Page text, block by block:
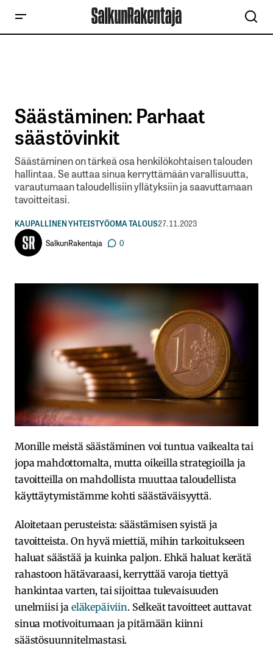
Säästäminen: Parhaat
säästövinkit
Säästäminen on tärkeä osa henkilökohtaisen talouden
hallintaa. Se auttaa sinua kerryttämään varallisuutta,
varautumaan taloudellisiin yllätyksiin ja saavuttamaan
tavoitteitasi.
KAUPALLINEN YHTEISTYÖOMA TALOUS27.11.2023
SalkunRakentaja
0
Monille meistä säästäminen voi tuntua vaikealta tai
jopa mahdottomalta, mutta oikeilla strategioilla ja
tavoitteilla on mahdollista muuttaa taloudellista
käyttäytymistämme kohti säästäväisyyttä.
Aloitetaan perusteista: säästämisen syistä ja
tavoitteista. On hyvä miettiä, mihin tarkoitukseen
haluat säästää ja kuinka paljon. Ehkä haluat kerätä
rahastoon hätävaraasi, kerryttää varoja tiettyä
hankintaa varten, tai sijoittaa tulevaisuuden
unelmiisi ja eläkepäiviin. Selkeät tavoitteet auttavat
sinua motivoitumaan ja pitämään kiinni
säästösuunnitelmastasi.